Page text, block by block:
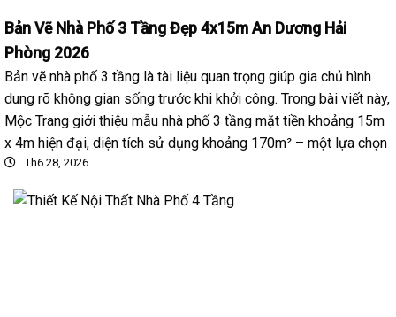
Bản Vẽ Nhà Phố 3 Tầng Đẹp 4x15m An Dương Hải
Phòng 2026
Bản vẽ nhà phố 3 tầng là tài liệu quan trọng giúp gia chủ hình
dung rõ không gian sống trước khi khởi công. Trong bài viết này,
Mộc Trang giới thiệu mẫu nhà phố 3 tầng mặt tiền khoảng 15m
x 4m hiện đại, diện tích sử dụng khoảng 170m² – một lựa chọn
Th6 28, 2026